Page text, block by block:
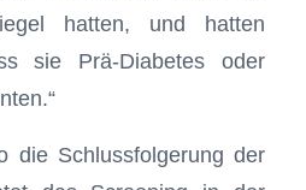
hatten, und hatten
sie Prä-Diabetes oder
die Schlussfolgerung der